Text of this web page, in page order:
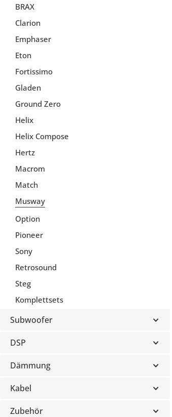
BRAX
Clarion
Emphaser
Eton
Fortissimo
Gladen
Ground Zero
Helix
Helix Compose
Hertz
Macrom
Match
Musway
Option
Pioneer
Sony
Retrosound
Steg
Komplettsets
Subwoofer
DSP
Dämmung
Kabel
Zubehör